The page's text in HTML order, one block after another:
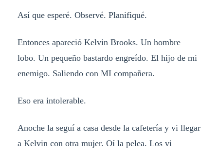
Así que esperé. Observé. Planifiqué.
Entonces apareció Kelvin Brooks. Un hombre
lobo. Un pequeño bastardo engreído. El hijo de mi
enemigo. Saliendo con MI compañera.
Eso era intolerable.
Anoche la seguí a casa desde la cafetería y vi llegar
a Kelvin con otra mujer. Oí la pelea. Los vi